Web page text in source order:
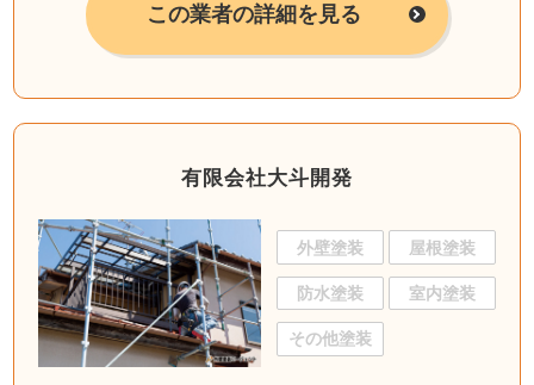
この業者の詳細を見る
有限会社大斗開発
外壁塗装 屋根塗装
防水塗装 室内塗装
その他塗装